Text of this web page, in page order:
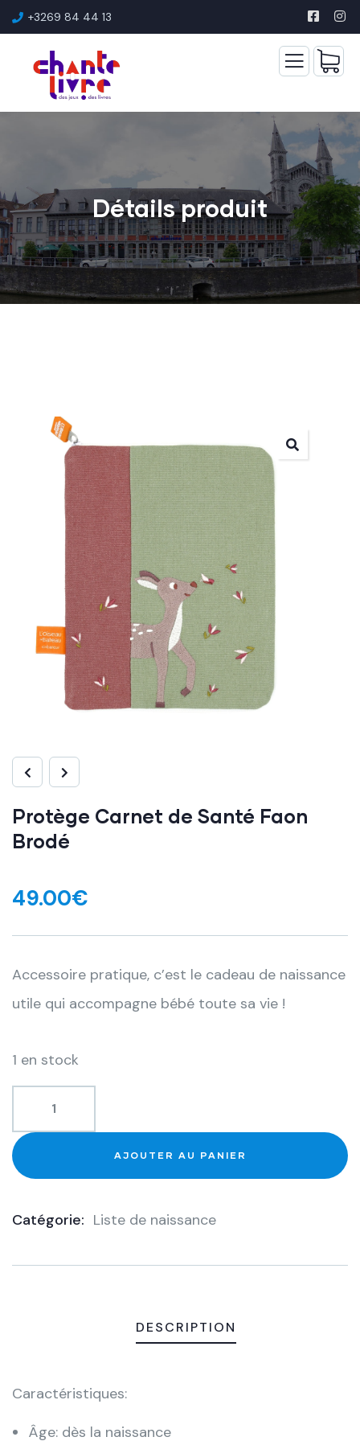
+3269 84 44 13
Détails produit
Protège Carnet de Santé Faon
Brodé
49.00€
Accessoire pratique, c’est le cadeau de naissance
utile qui accompagne bébé toute sa vie !
1 en stock
AJOUTER AU PANIER
Catégorie: Liste de naissance
DESCRIPTION
Caractéristiques:
Âge: dès la naissance